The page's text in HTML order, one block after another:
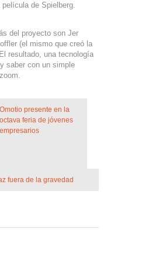
de Spielberg.
del proyecto son Jer
(el mismo que creó la
resultado, una tecnología
saber con un simple
Omotio presente en la
octava feria de jóvenes
empresarios
fuera de la gravedad